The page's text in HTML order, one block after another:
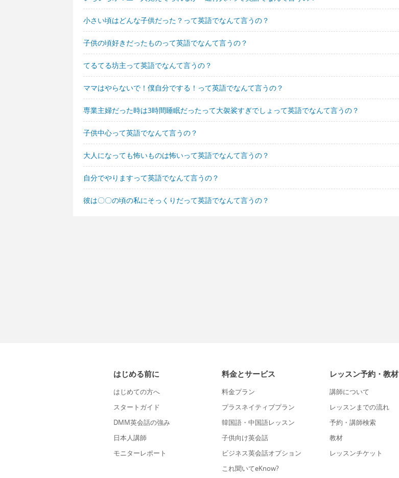
小さい頃はどんな子供だった？って英語でなんて言うの？
子供の頃好きだったものって英語でなんて言うの？
てるてる坊主って英語でなんて言うの？
ママはやらないで！僕自分でする！って英語でなんて言うの？
専業主婦だった時は3時間睡眠だったって大袈裟すぎでしょって英語でなんて言うの？
子供中心って英語でなんて言うの？
大人になっても怖いものは怖いって英語でなんて言うの？
自分でやりますって英語でなんて言うの？
彼は〇〇の頃の私にそっくりだって英語でなんて言うの？
はじめる前に
はじめての方へ
スタートガイド
DMM英会話の強み
日本人講師
モニターレポート
料金とサービス
料金プラン
プラスネイティブプラン
韓国語・中国語レッスン
子供向け英会話
ビジネス英会話オプション
これ聞いてeKnow?
レッスン予約・教材
講師について
レッスンまでの流れ
予約・講師検索
教材
レッスンチケット